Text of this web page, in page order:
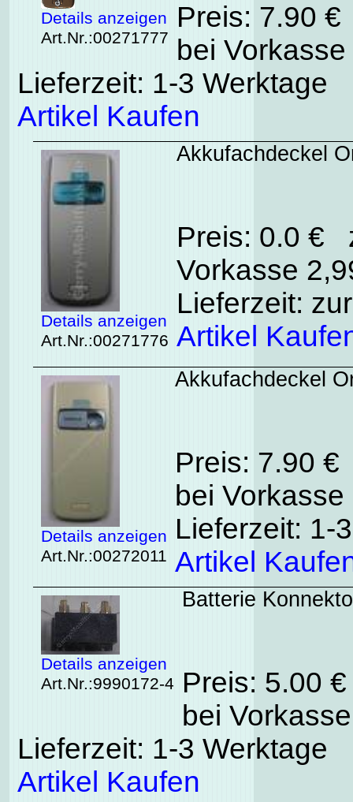
Details anzeigen
Art.Nr.:00271777
Preis: 7.90
bei
Lieferzeit: 1-3 Werktage
Artikel Kaufen
Details anzeigen
Art.Nr.:00271776
Akkufachdeckel
Preis: 0.0 €
Vorkasse
Lieferzeit:
Artikel
Details anzeigen
Art.Nr.:00272011
Akkufachdeckel
Preis: 7.90
bei
Lieferzeit: 1-
Artikel
Details anzeigen
Art.Nr.:9990172-4
Batterie
Preis: 5.00
bei
Lieferzeit: 1-3 Werktage
Artikel Kaufen